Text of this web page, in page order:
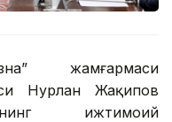
жамғармаси
Нурлан Жақипов
ижтимоий